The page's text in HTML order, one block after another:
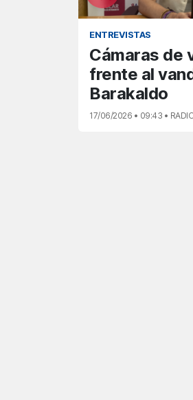
ENTREVISTAS
Cámaras de
frente al
Barakaldo
17/06/2026 • 09:43 •